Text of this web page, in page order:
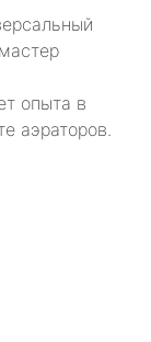
мастер
опыта в
аэраторов.